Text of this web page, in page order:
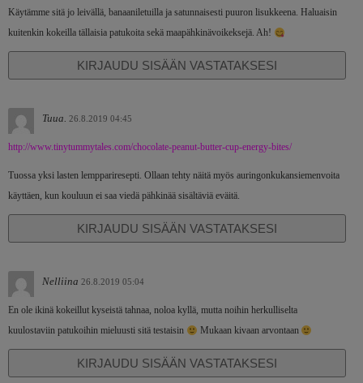
Käytämme sitä jo leivällä, banaaniletuilla ja satunnaisesti puuron lisukkeena. Haluaisin
kuitenkin kokeilla tällaisia patukoita sekä maapähkinävoikeksejä. Ah!
KIRJAUDU SISÄÄN VASTATAKSESI
Tuua. 26.8.2019 04:45
http://www.tinytummytales.com/chocolate-peanut-butter-cup-energy-bites/
Tuossa yksi lasten lemppariresepti. Ollaan tehty näitä myös auringonkukansiemenvoita
käyttäen, kun kouluun ei saa viedä pähkinää sisältäviä eväitä.
KIRJAUDU SISÄÄN VASTATAKSESI
Nelliina 26.8.2019 05:04
En ole ikinä kokeillut kyseistä tahnaa, noloa kyllä, mutta noihin herkulliselta
kuulostaviin patukoihin mieluusti sitä testaisin
Mukaan kivaan arvontaan
KIRJAUDU SISÄÄN VASTATAKSESI